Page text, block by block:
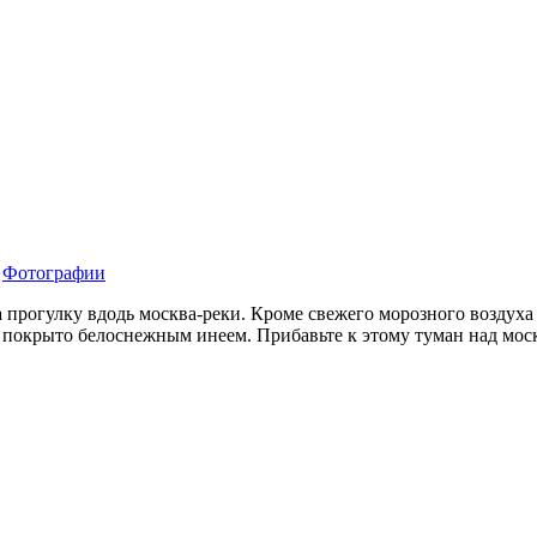
Фотографии
вдодь москва-реки. Кроме свежего морозного
белоснежным инеем. Прибавьте к этому туман над